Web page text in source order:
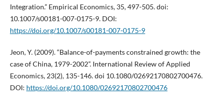
Integration.” Empirical Economics, 35, 497-505. doi:
10.1007/s00181-007-0175-9. DOI:
https://doi.org/10.1007/s00181-007-0175-9
Jeon, Y. (2009). “Balance-of-payments constrained growth: the
case of China, 1979-2002”. International Review of Applied
Economics, 23(2), 135-146. doi 10.1080/02692170802700476.
DOI: https://doi.org/10.1080/02692170802700476